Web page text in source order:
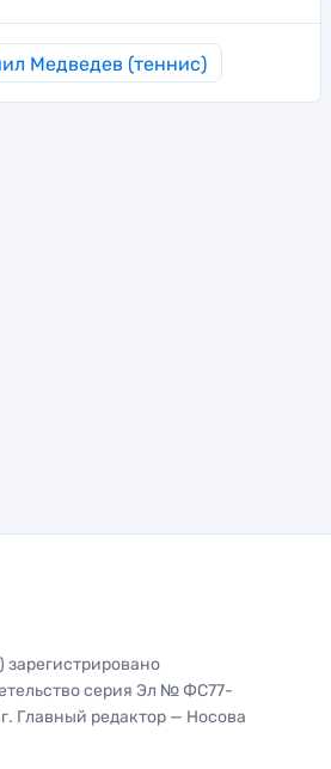
Медведев (теннис)
зарегистрировано
серия Эл № ФС77-
Главный редактор — Носова